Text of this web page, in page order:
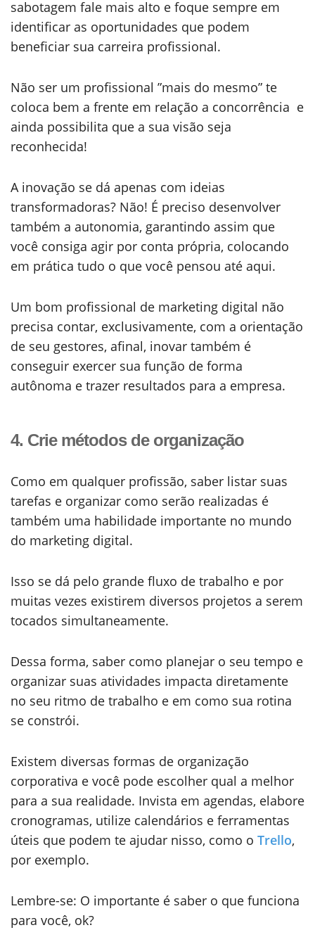
sabotagem fale mais alto e foque sempre em
identificar as oportunidades que podem
beneficiar sua carreira profissional.
Não ser um profissional ”mais do mesmo” te
coloca bem a frente em relação a concorrência e
ainda possibilita que a sua visão seja
reconhecida!
A inovação se dá apenas com ideias
transformadoras? Não! É preciso desenvolver
também a autonomia, garantindo assim que
você consiga agir por conta própria, colocando
em prática tudo o que você pensou até aqui.
Um bom profissional de marketing digital não
precisa contar, exclusivamente, com a orientação
de seu gestores, afinal, inovar também é
conseguir exercer sua função de forma
autônoma e trazer resultados para a empresa.
4. Crie métodos de organização
Como em qualquer profissão, saber listar suas
tarefas e organizar como serão realizadas é
também uma habilidade importante no mundo
do marketing digital.
Isso se dá pelo grande fluxo de trabalho e por
muitas vezes existirem diversos projetos a serem
tocados simultaneamente.
Dessa forma, saber como planejar o seu tempo e
organizar suas atividades impacta diretamente
no seu ritmo de trabalho e em como sua rotina
se constrói.
Existem diversas formas de organização
corporativa e você pode escolher qual a melhor
para a sua realidade. Invista em agendas, elabore
cronogramas, utilize calendários e ferramentas
úteis que podem te ajudar nisso, como o Trello,
por exemplo.
Lembre-se: O importante é saber o que funciona
para você, ok?